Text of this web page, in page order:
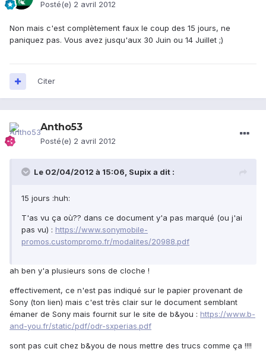
Posté(e) 2 avril 2012
Non mais c'est complètement faux le coup des 15 jours, ne
paniquez pas. Vous avez jusqu'aux 30 Juin ou 14 Juillet ;)
Citer
Antho53
Posté(e) 2 avril 2012
Le 02/04/2012 à 15:06, Supix a dit :
15 jours :huh:
T'as vu ça où?? dans ce document y'a pas marqué (ou j'ai
pas vu) : https://www.sonymobile-
promos.custompromo.fr/modalites/20988.pdf
ah ben y'a plusieurs sons de cloche !
effectivement, ce n'est pas indiqué sur le papier provenant de
Sony (ton lien) mais c'est très clair sur le document semblant
émaner de Sony mais fournit sur le site de b&you : https://www.b-
and-you.fr/static/pdf/odr-sxperias.pdf
sont pas cuit chez b&you de nous mettre des trucs comme ça !!!!